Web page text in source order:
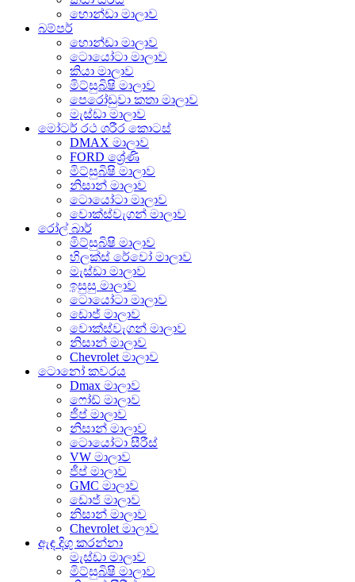
හොන්ඩා මාලාව
බම්පර්
හොන්ඩා මාලාව
ටොයෝටා මාලාව
කියා මාලාව
මිට්සුබිෂි මාලාව
පෙරෝඩුවා කතා මාලාව
මැස්ඩා මාලාව
මෝටර් රථ ශරීර කොටස්
DMAX මාලාව
FORD ශ්‍රේණි
මිට්සුබිෂි මාලාව
නිසාන් මාලාව
ටොයෝටා මාලාව
වොක්ස්වැගන් මාලාව
රෝල් බාර්
මිට්සුබිෂි මාලාව
හිලක්ස් රේවෝ මාලාව
මැස්ඩා මාලාව
ඉසුසු මාලාව
ටොයෝටා මාලාව
ඩොජ් මාලාව
වොක්ස්වැගන් මාලාව
නිසාන් මාලාව
Chevrolet මාලාව
ටොනෝ කවරය
Dmax මාලාව
ෆෝඩ් මාලාව
ජීප් මාලාව
නිසාන් මාලාව
ටොයෝටා සීරීස්
VW මාලාව
ජීප් මාලාව
GMC මාලාව
ඩොජ් මාලාව
නිසාන් මාලාව
Chevrolet මාලාව
ඇඳ දිගු කරන්නා
මැස්ඩා මාලාව
මිට්සුබිෂි මාලාව